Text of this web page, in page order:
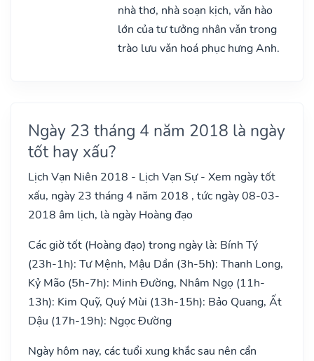
nhà thơ, nhà soạn kịch, vǎn hào
lớn của tư tưởng nhân vǎn trong
trào lưu vǎn hoá phục hưng Anh.
Ngày 23 tháng 4 năm 2018 là ngày
tốt hay xấu?
Lịch Vạn Niên 2018 - Lịch Vạn Sự - Xem ngày tốt
xấu, ngày 23 tháng 4 năm 2018 , tức ngày 08-03-
2018 âm lịch, là ngày Hoàng đạo
Các giờ tốt (Hoàng đạo) trong ngày là: Bính Tý
(23h-1h): Tư Mệnh, Mậu Dần (3h-5h): Thanh Long,
Kỷ Mão (5h-7h): Minh Đường, Nhâm Ngọ (11h-
13h): Kim Quỹ, Quý Mùi (13h-15h): Bảo Quang, Ất
Dậu (17h-19h): Ngọc Đường
Ngày hôm nay, các tuổi xung khắc sau nên cẩn